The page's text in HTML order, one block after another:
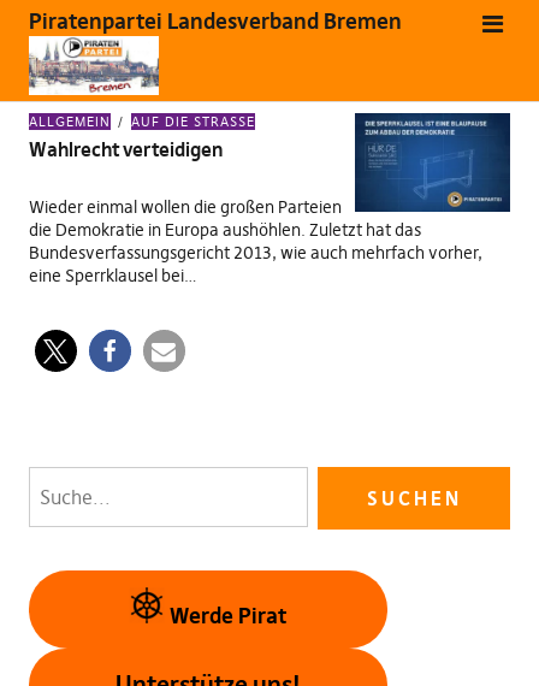
Piratenpartei Landesverband Bremen
SCHLAGWORT:
ALLGEMEIN AUF DIE STRASSE
Wahlrecht verteidigen
Wieder einmal wollen die großen Parteien
die Demokratie in Europa aushöhlen. Zuletzt hat das
Bundesverfassungsgericht 2013, wie auch mehrfach vorher,
eine Sperrklausel bei…
Werde Pirat